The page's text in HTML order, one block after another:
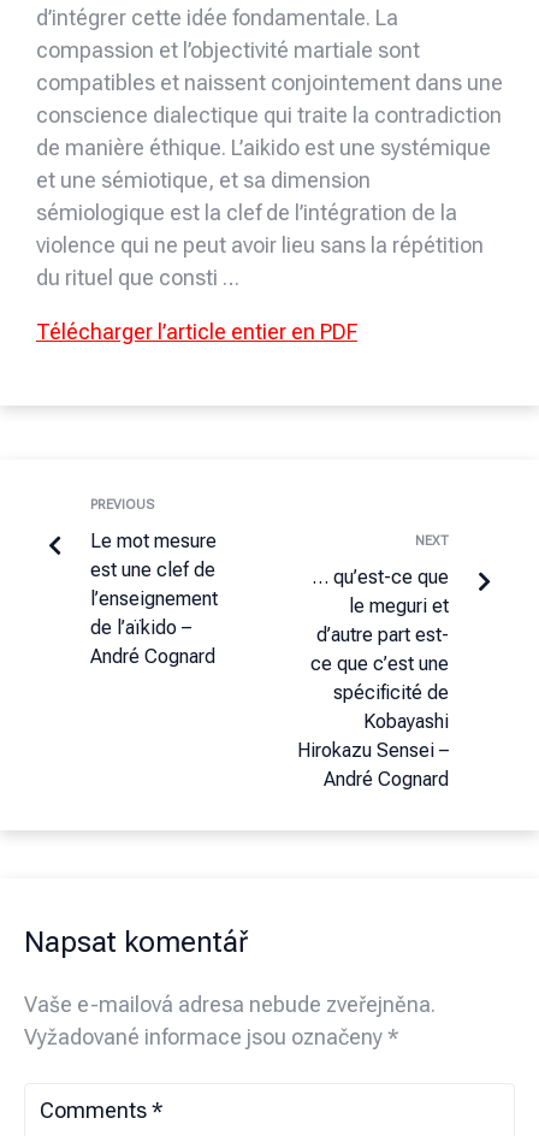
d’intégrer cette idée fonda­men­tale. La
compassion et l’objectivité martiale sont
compatibles et naissent con­join­t­e­ment dans une
conscience dialectique qui traite la contradiction
de manière éthique. L’aikido est une systémique
et une sémiotique, et sa dimension
sémiologique est la clef de l’intégration de la
violence qui ne peut avoir lieu sans la répétition
du rituel que consti …
Télécharger l’article entier en PDF
PREVIOUS
Le mot mesure
est une clef de
l’enseignement
de l’aïkido –
André Cognard
NEXT
… qu’est-ce que
le meguri et
d’autre part est-
ce que c’est une
spé­ci­ficité de
Kobayashi
Hirokazu Sensei –
André Cognard
Napsat komentář
Vaše e-mailová adresa nebude zveřejněna.
Vyžadované informace jsou označeny*